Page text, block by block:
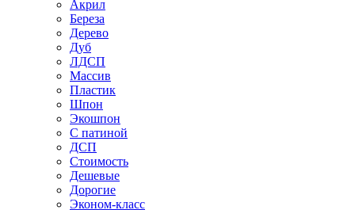
Акрил
Береза
Дерево
Дуб
ЛДСП
Массив
Пластик
Шпон
Экошпон
С патиной
ДСП
Стоимость
Дешевые
Дорогие
Эконом-класс